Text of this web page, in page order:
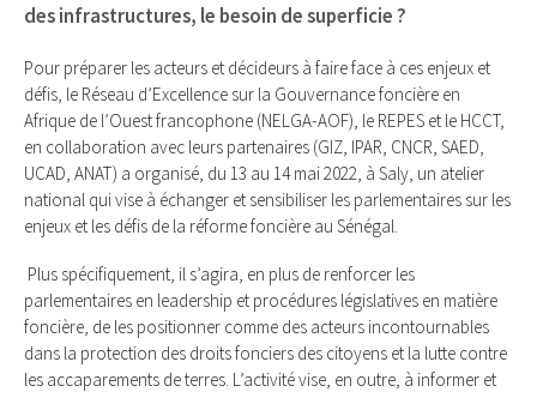
des infrastructures, le besoin de superficie ?
Pour préparer les acteurs et décideurs à faire face à ces enjeux et
défis, le Réseau d’Excellence sur la Gouvernance foncière en
Afrique de l’Ouest francophone (NELGA-AOF), le REPES et le HCCT,
en collaboration avec leurs partenaires (GIZ, IPAR, CNCR, SAED,
UCAD, ANAT) a organisé, du 13 au 14 mai 2022, à Saly, un atelier
national qui vise à échanger et sensibiliser les parlementaires sur les
enjeux et les défis de la réforme foncière au Sénégal.
Plus spécifiquement, il s’agira, en plus de renforcer les
parlementaires en leadership et procédures législatives en matière
foncière, de les positionner comme des acteurs incontournables
dans la protection des droits fonciers des citoyens et la lutte contre
les accaparements de terres. L’activité vise, en outre, à informer et